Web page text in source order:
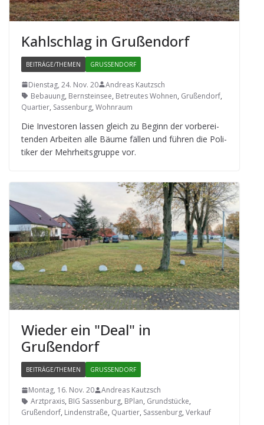
Kahl­schlag in Grußendorf
BEITRÄGE/THEMEN GRUSSENDORF
Dienstag, 24. Nov. 20
Andreas Kautzsch
Bebauung, Bernsteinsee, Betreutes Wohnen, Grußendorf,
Quartier, Sassenburg, Wohnraum
Die Inves­to­ren las­sen gleich zu Beginn der vor­be­rei­
ten­den Arbei­ten alle Bäume fäl­len und füh­ren die Poli­
ti­ker der Mehr­heits­gruppe vor.
Wie­der ein "Deal" in
Grußendorf
BEITRÄGE/THEMEN GRUSSENDORF
Montag, 16. Nov. 20
Andreas Kautzsch
Arztpraxis, BIG Sassenburg, BPlan, Grundstücke,
Grußendorf, Lindenstraße, Quartier, Sassenburg, Verkauf